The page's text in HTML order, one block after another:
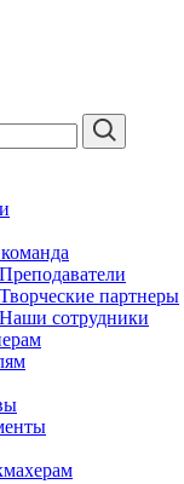
Преподаватели
Творческие партнеры
Наши сотрудники